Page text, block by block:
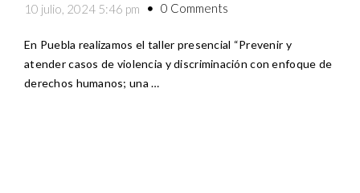
10 julio, 2024 5:46 pm 0 Comments
En Puebla realizamos el taller presencial “Prevenir y
atender casos de violencia y discriminación con enfoque de
derechos humanos; una …